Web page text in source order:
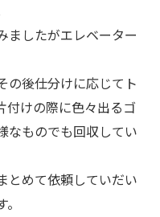
ましたがエレベーター
の後仕分けに応じてト
付けの際に色々出るゴ
なものでも回収してい
とめて依頼していだい